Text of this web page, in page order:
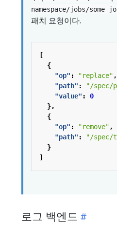
namespace/jobs/some-
패치 요청이다.
[
{
"op" : "replace" ,
"path" : "/spec/
"value" :
0
},
{
"op" : "remove" ,
"path" :
"/spec/
}
]
로그 백엔드